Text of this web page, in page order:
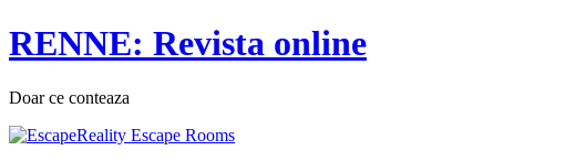
RENNE: Revista online
Doar ce conteaza